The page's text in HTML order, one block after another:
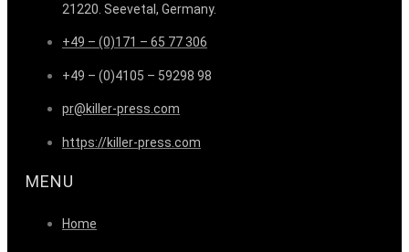
21220. Seevetal, Germany.
+49 – (0)171 – 65 77 306
+49 – (0)4105 – 59298 98
pr@killer-press.com
https://killer-press.com
MENU
Home